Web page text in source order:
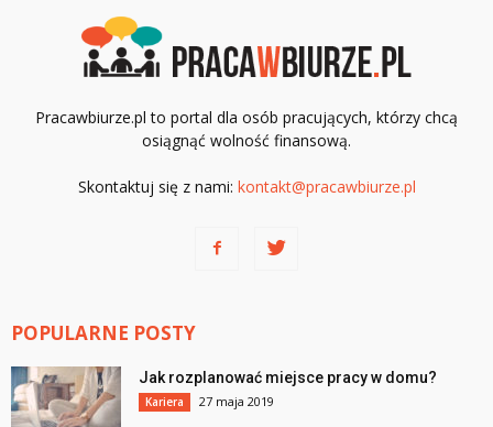
Pracawbiurze.pl to portal dla osób pracujących, którzy chcą
osiągnąć wolność finansową.
Skontaktuj się z nami: kontakt@pracawbiurze.pl
POPULARNE POSTY
Jak rozplanować miejsce pracy w domu?
Kariera 27 maja 2019